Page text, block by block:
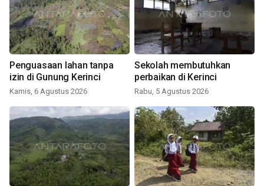
Penguasaan lahan tanpa
izin di Gunung Kerinci
Kamis, 6 Agustus 2026
Sekolah membutuhkan
perbaikan di Kerinci
Rabu, 5 Agustus 2026